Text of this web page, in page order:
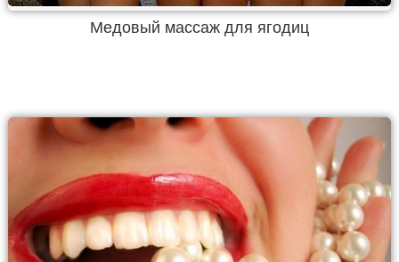
Медовый массаж для ягодиц